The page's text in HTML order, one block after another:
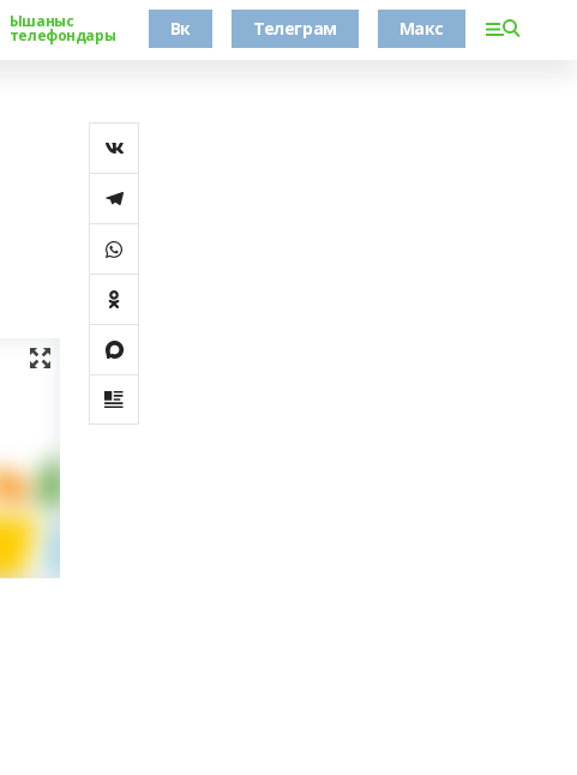
Ышаныс
телефондары Вк Телеграм Макс